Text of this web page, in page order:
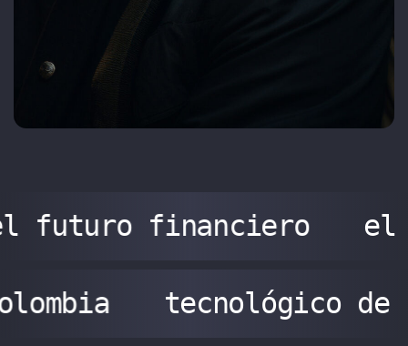
futuro financiero el
tecnológico de